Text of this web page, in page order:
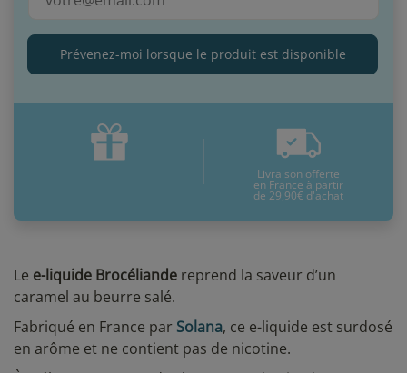
Le e-liquide Brocéliande reprend la saveur d’un
caramel au beurre salé.
Fabriqué en France par Solana, ce e-liquide est surdosé
en arôme et ne contient pas de nicotine.
Prévenez-moi lorsque le produit est disponible
Livraison offerte
en France à partir
de 29,90€ d'achat